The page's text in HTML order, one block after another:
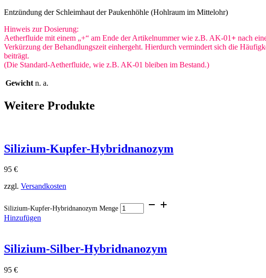
Entzündung der Schleimhaut der Paukenhöhle (Hohlraum im Mittelohr)
Hinweis zur Dosierung:
Aetherfluide mit einem „+“ am Ende der Artikelnummer wie z.B. AK-01+ nach
Verkürzung der Behandlungszeit einhergeht. Hierdurch vermindert sich die
beiträgt.
(Die Standard-Aetherfluide, wie z.B. AK-01 bleiben im Bestand.)
Gewicht n. a.
Weitere Produkte
Silizium-Kupfer-Hybridnanozym
95 €
zzgl. Versandkosten
Silizium-Kupfer-Hybridnanozym Menge
Hinzufügen
Silizium-Silber-Hybridnanozym
95 €